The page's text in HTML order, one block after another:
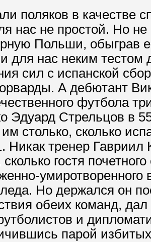
поляков в качестве
нас не простой. Но
Польши, обыграв
для нас неким тестом
сил с испанской
А дебютант
футбола
Эдуард Стрельцов в
столько, сколько
тренер Гавриил
сколько гостя
Но держался он
обеих команд, дал
и
парой